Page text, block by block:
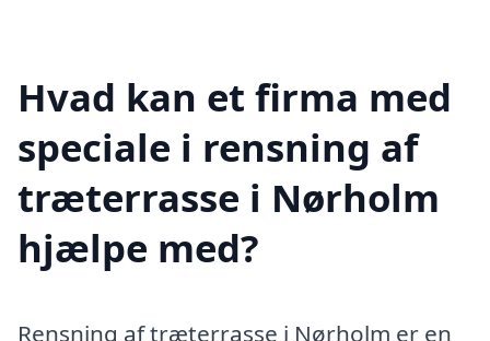
Hvad kan et firma med
speciale i rensning af
træterrasse i Nørholm
hjælpe med?
Rensning af træterrasse i Nørholm er en